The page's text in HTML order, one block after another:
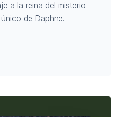
a la reina del misterio
de Daphne.